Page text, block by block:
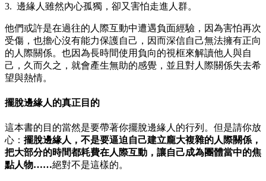
3. 邊緣人雖然內心孤獨，卻又害怕走進人群。
他們或許是在過往的人際互動中遭遇負面經驗，因為害怕再次
受傷，也擔心沒有能力保護自己，因而深信自己無法擁有正向
的人際關係。也因為長時間使用負向的視框來解讀他人與自
己，久而久之，就會產生無助的感覺，並且對人際關係失去希
望與熱情。
擺脫邊緣人的真正目的
這本書的目的當然是要帶著你擺脫邊緣人的行列。但是請你放
心： 擺脫邊緣人，不是要逼迫自己建立龐大複雜的人際關係，
把大部分的時間都耗費在人際互動，讓自己成為團體當中的焦
點人物……絕對不是這樣的。